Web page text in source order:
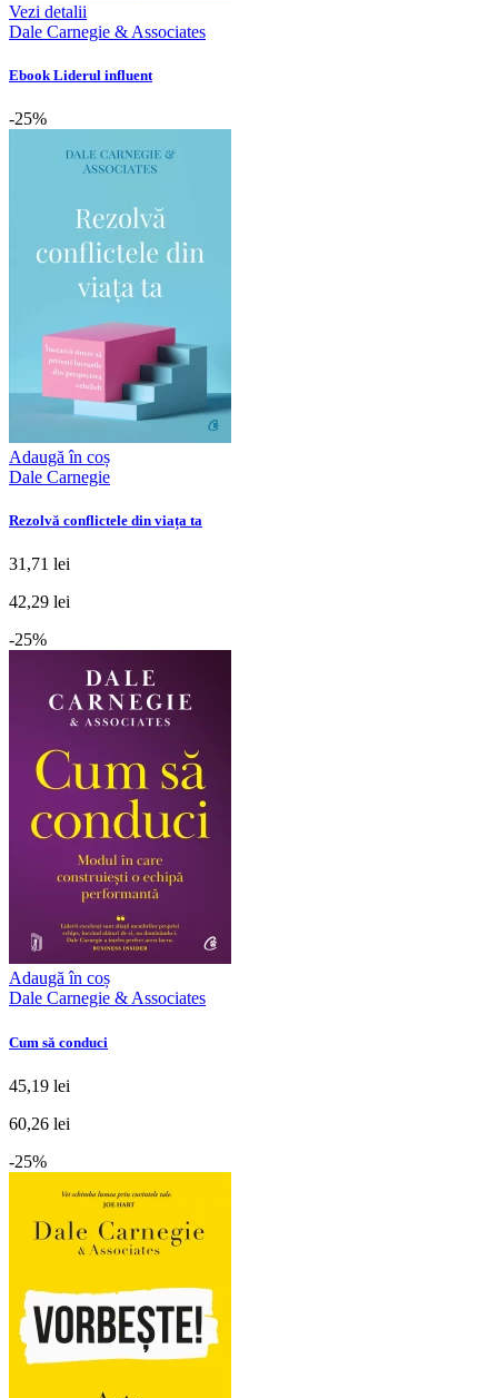
Vezi detalii
Dale Carnegie & Associates
Ebook Liderul influent
-25%
Adaugă în coș
Dale Carnegie
Rezolvă conflictele din viața ta
31,71 lei
42,29 lei
-25%
Adaugă în coș
Dale Carnegie & Associates
Cum să conduci
45,19 lei
60,26 lei
-25%